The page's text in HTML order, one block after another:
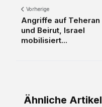
Vorherige
Angriffe auf Teheran
und Beirut, Israel
mobilisiert...
Ähnliche Artikel